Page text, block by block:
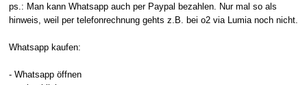
ps.: Man kann Whatsapp auch per Paypal bezahlen. Nur mal so als
hinweis, weil per telefonrechnung gehts z.B. bei o2 via Lumia noch nicht.
Whatsapp kaufen:
- Whatsapp öffnen